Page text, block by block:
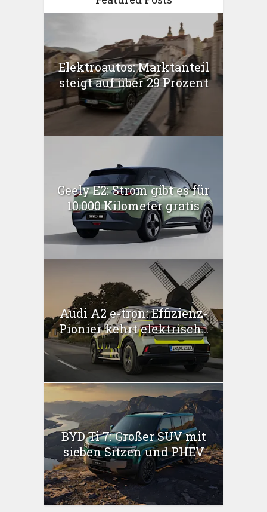
Elektroautos: Marktanteil
steigt auf über 29 Prozent
Geely E2: Strom gibt es für
10.000 Kilometer gratis
Audi A2 e-tron: Effizienz-
Pionier kehrt elektrisch...
BYD Ti 7: Großer SUV mit
sieben Sitzen und PHEV